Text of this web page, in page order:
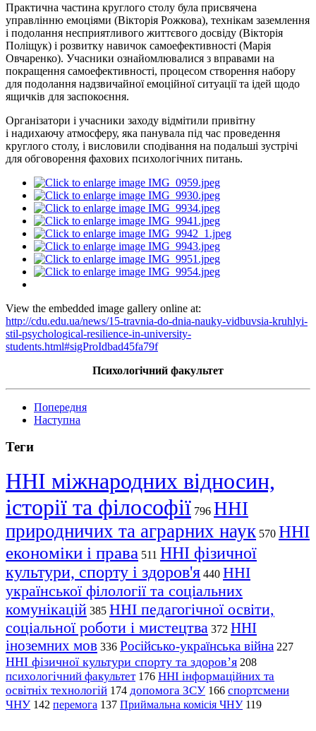
Практична частина круглого столу була присвячена
управлінню емоціями (Вікторія Рожкова), технікам заземлення
і подолання несприятливого життєвого досвіду (Вікторія
Поліщук) і розвитку навичок самоефективності (Марія
Овчаренко). Учасники ознайомлювалися з вправами на
покращення самоефективності, процесом створення набору
для подолання надзвичайної емоційної ситуації та ідей щодо
ящичків для заспокоєння.
Організатори і учасники заходу відмітили привітну
і надихаючу атмосферу, яка панувала під час проведення
круглого столу, і висловили сподівання на подальші зустрічі
для обговорення фахових психологічних питань.
View the embedded image gallery online at:
http://cdu.edu.ua/news/15-travnia-do-dnia-nauky-vidbuvsia-kruhlyi-
stil-psychological-resilience-in-university-
students.html#sigProIdbad45fa79f
Психологічний факультет
Попередня
Наступна
Теги
ННІ міжнародних відносин,
історії та філософії 796 ННІ
природничих та аграрних наук 570 ННІ
економіки і права 511 ННІ фізичної
культури, спорту і здоров'я 440 ННІ
української філології та соціальних
комунікацій 385 ННІ педагогічної освіти,
соціальної роботи і мистецтва 372 ННІ
іноземних мов 336 Російсько-українська війна 227
ННІ фізичної культури спорту та здоров’я 208
психологічний факультет 176 ННІ інформаційних та
освітніх технологій 174 допомога ЗСУ 166 спортсмени
ЧНУ 142 перемога 137 Приймальна комісія ЧНУ 119